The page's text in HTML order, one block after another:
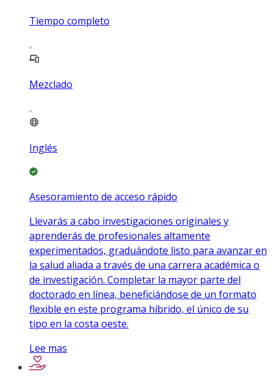
Tiempo completo
Mezclado
Inglés
Asesoramiento de acceso rápido
Llevarás a cabo investigaciones originales y
aprenderás de profesionales altamente
experimentados, graduándote listo para avanzar en
la salud aliada a través de una carrera académica o
de investigación. Completar la mayor parte del
doctorado en línea, beneficiándose de un formato
flexible en este programa híbrido, el único de su
tipo en la costa oeste.
Lee mas